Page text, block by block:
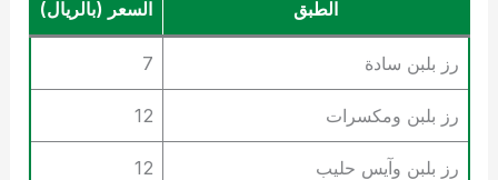
الطبق
السعر (بالريال)
رز بلبن سادة 7
رز بلبن ومكسرات 12
رز بلبن وآيس حليب 12